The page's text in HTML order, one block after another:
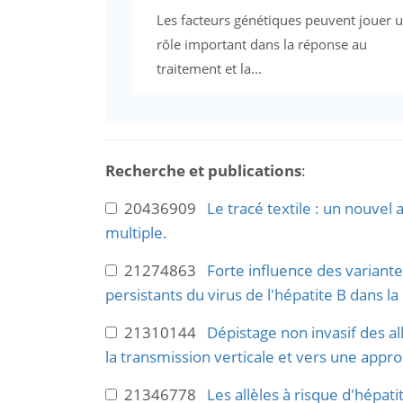
Les facteurs génétiques peuvent jouer
rôle important dans la réponse au
traitement et la...
Recherche et publications:
20436909 Le tracé textile : un nouvel
multiple.
21274863 Forte influence des
persistants du virus de l'hépatite B dans
21310144 Dépistage non invasif des
la transmission verticale et vers une
21346778 Les allèles à risque